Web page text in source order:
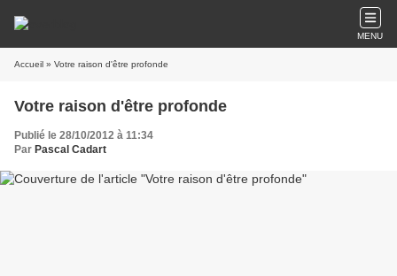
MENU
Accueil » Votre raison d'être profonde
Votre raison d'être profonde
Publié le 28/10/2012 à 11:34
Par Pascal Cadart